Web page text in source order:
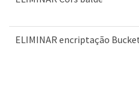
ELIMINAR encriptação